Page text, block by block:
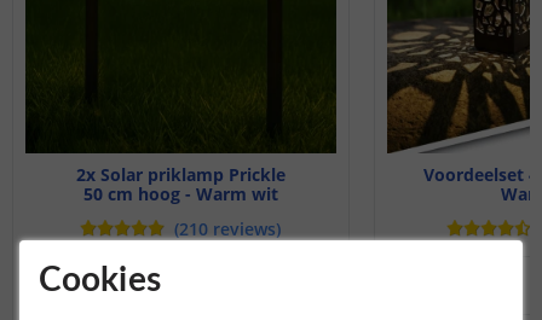
2x Solar priklamp Prickle
50 cm hoog - Warm wit
(210 reviews)
OP VOORRAAD
Voordeelset
Cookies